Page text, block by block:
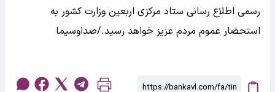
رسمی اطلاع رسانی ستاد مرکزی اربعین وزارت کشور به
استحضار عموم مردم عزیز خواهد رسید./صداوسیما